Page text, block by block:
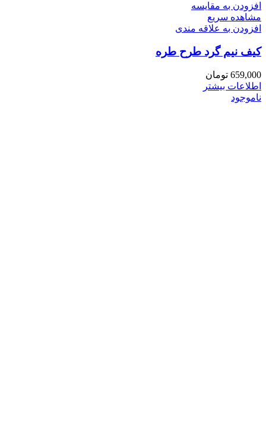
افزودن به مقایسه
مشاهده سریع
افزودن به علاقه مندی
کیف نیم گرد طرح طره
659,000 تومان
اطلاعات بیشتر
ناموجود